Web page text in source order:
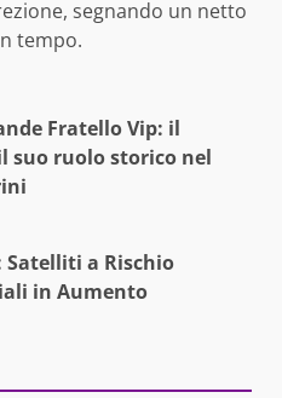
segnando un netto
tempo.
Fratello Vip: il
suo ruolo storico nel
Satelliti a Rischio
in Aumento